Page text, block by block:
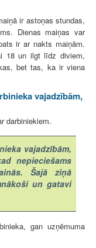
ir astoņas stundas,
Dienas maiņas var
ir ar nakts maiņām.
18 un ilgt līdz diviem,
bet tas, ka ir viena
vajadzībām,
darbiniekiem.
vajadzībām,
nepieciešams
Šajā ziņā
un gatavi
gan uzņēmuma